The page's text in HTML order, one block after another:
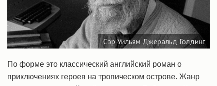
Сэр Уильям Джеральд Голдинг
По форме это классический английский роман о
приключениях героев на тропическом острове. Жанр